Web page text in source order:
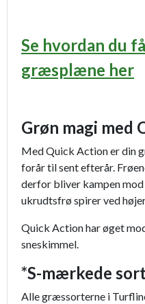
Se hvordan du
græsplæne her
Grøn magi med
Med Quick Action er din
forår til sent efterår.
derfor bliver kampen
ukrudtsfrø spirer ved
Quick Action har øget
sneskimmel.
*S-mærkede
Alle græssorterne i